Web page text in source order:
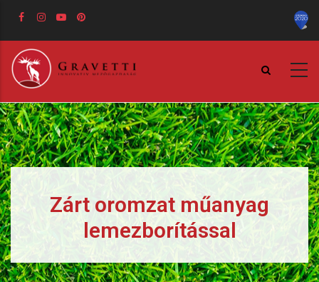
tartalomra
Zárt oromzat műanyag
lemezborítással